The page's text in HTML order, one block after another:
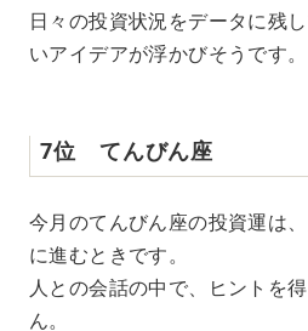
日々の投資状況をデータに残
いアイデアが浮かびそうです。
7位 てんびん座
今月のてんびん座の投資運は
に進むときです。
人との会話の中で、ヒントを
ん。